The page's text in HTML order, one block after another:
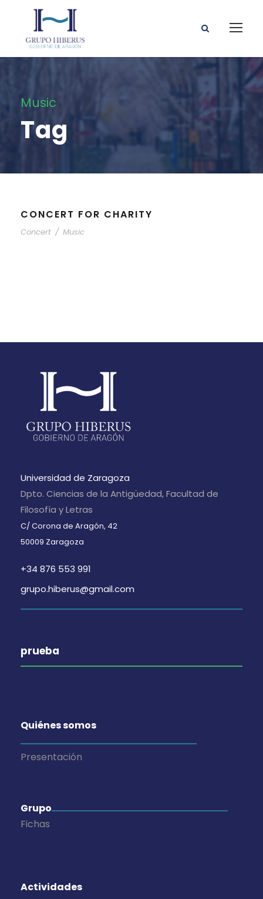
Music
Tag
CONCERT FOR CHARITY
Concert / Music
Universidad de Zaragoza
Dpto. Ciencias de la Antigüedad, Facultad de
Filosofía y Letras
C/ Corona de Aragón, 42
50009 Zaragoza
+34 876 553 991
grupo.hiberus@gmail.com
prueba
Quiénes somos
Presentación
Grupo
Fichas
Actividades